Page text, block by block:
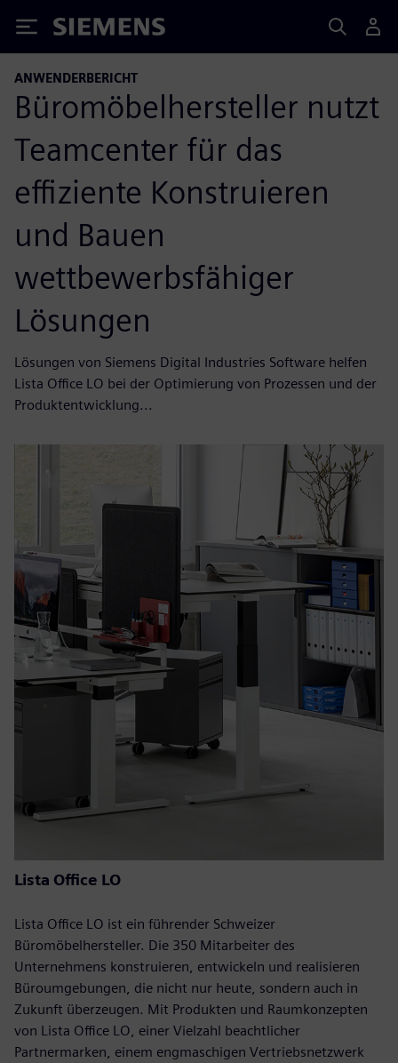
Siemens
ANWENDERBERICHT
Büromöbelhersteller nutzt
Teamcenter für das
effiziente Konstruieren
und Bauen
wettbewerbsfähiger
Lösungen
Lösungen von Siemens Digital Industries Software helfen
Lista Office LO bei der Optimierung von Prozessen und der
Produktentwicklung...
Lista Office LO
Lista Office LO ist ein führender Schweizer
Büromöbelhersteller. Die 350 Mitarbeiter des
Unternehmens konstruieren, entwickeln und realisieren
Büroumgebungen, die nicht nur heute, sondern auch in
Zukunft überzeugen. Mit Produkten und Raumkonzepten
von Lista Office LO, einer Vielzahl beachtlicher
Partnermarken, einem engmaschigen Vertriebsnetzwerk